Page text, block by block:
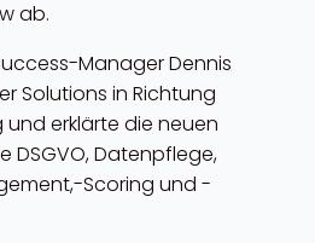
ab.
Manager Dennis
Solutions in Richtung
erklärte die neuen
DSGVO, Datenpflege,
Scoring und -